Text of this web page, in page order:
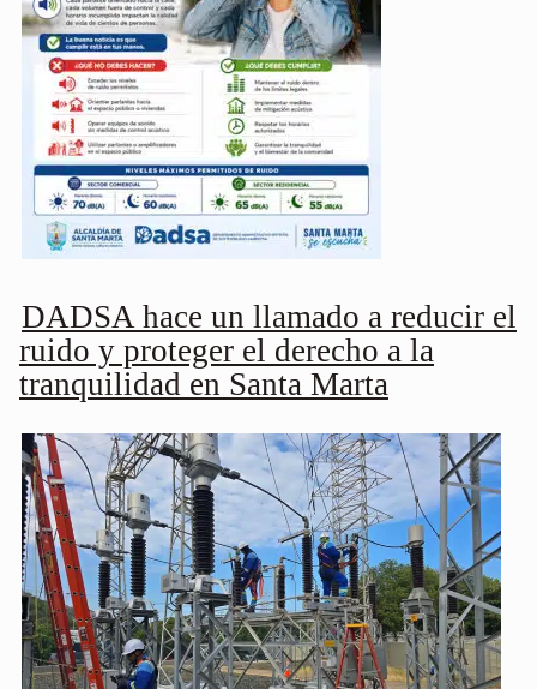
DADSA hace un llamado a reducir el
ruido y proteger el derecho a la
tranquilidad en Santa Marta